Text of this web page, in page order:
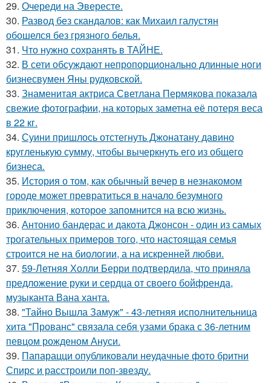
29. Очереди на Эвересте.
30. Развод без скандалов: как Михаил галустян
обошелся без грязного белья.
31. Что нужно сохранять в ТАЙНЕ.
32. В сети обсуждают непропорционально длинные ноги
бизнесвумен Яны рудковской.
33. Знаменитая актриса Светлана Пермякова показала
свежие фотографии, на которых заметна её потеря веса
в 22 кг.
34. Суини пришлось отстегнуть Джонатану давино
кругленькую сумму, чтобы вычеркнуть его из общего
бизнеса.
35. История о том, как обычный вечер в незнакомом
городе может превратиться в начало безумного
приключения, которое запомнится на всю жизнь.
36. Антонио бандерас и дакота Джонсон - один из самых
трогательных примеров того, что настоящая семья
строится не на биологии, а на искренней любви.
37. 59-Летняя Холли Берри подтвердила, что приняла
предложение руки и сердца от своего бойфренда,
музыканта Вана ханта.
38. "Тайно Вышла Замуж" - 43-летняя исполнительница
хита "Прованс" связала себя узами брака с 36-летним
певцом рожденом Ануси.
39. Папарацци опубликовали неудачные фото бритни
Спирс и расстроили поп-звезду.